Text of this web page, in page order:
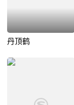
丹顶鹤